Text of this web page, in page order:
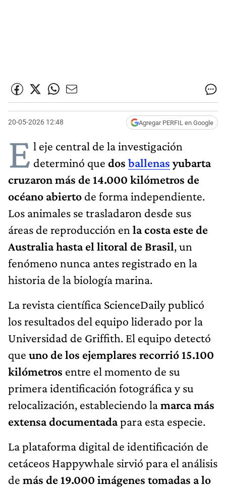
20-05-2026 12:48 Agregar PERFIL en Google
E l eje central de la investigación
determinó que dos ballenasyubarta
cruzaron más de 14.000 kilómetros de
océano abierto de forma independiente.
Los animales se trasladaron desde sus
áreas de reproducción en la costa este de
Australia hasta el litoral de Brasil, un
fenómeno nunca antes registrado en la
historia de la biología marina.
La revista científica ScienceDaily publicó
los resultados del equipo liderado por la
Universidad de Griffith. El equipo detectó
que uno de los ejemplares recorrió 15.100
kilómetros entre el momento de su
primera identificación fotográfica y su
relocalización, estableciendo lamarca más
extensa documentadapara esta especie.
La plataforma digital de identificación de
cetáceos Happywhale sirvió para el análisis
de más de 19.000 imágenes tomadas a lo